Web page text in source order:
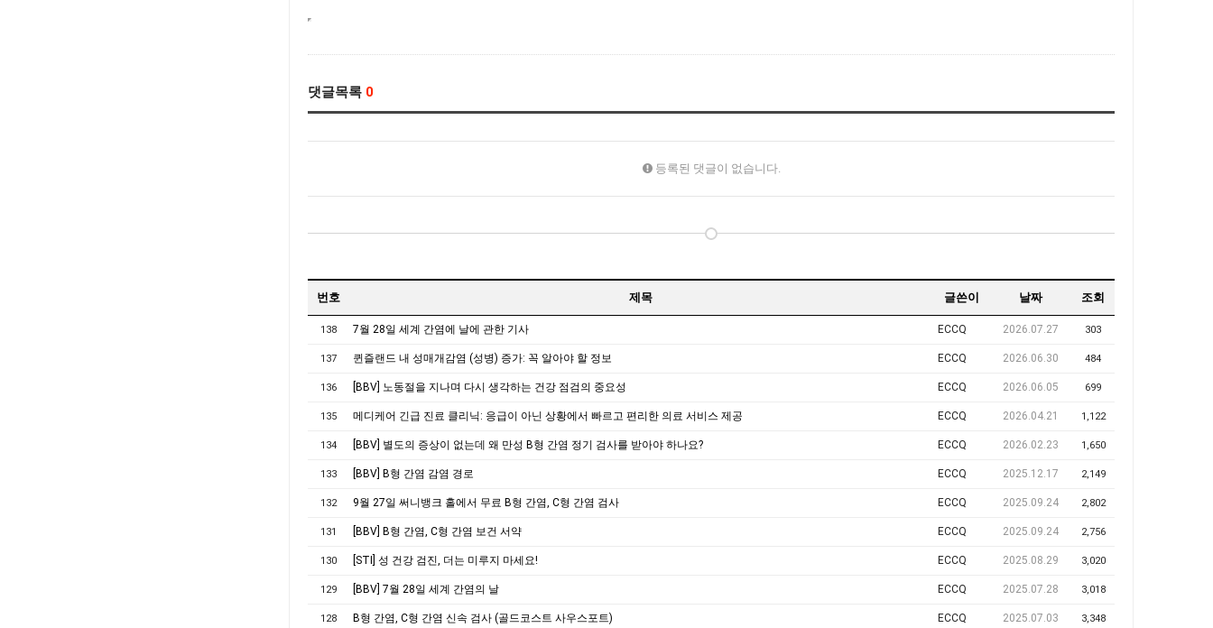
댓글목록 0
등록된 댓글이 없습니다.
번호 제목 글쓴이 날짜 조회
138 7월 28일 세계 간염에 날에 관한 기사 ECCQ 2026.07.27 303
137 퀸즐랜드 내 성매개감염 (성병) 증가: 꼭 알아야 할 정보 ECCQ 2026.06.30 484
136 [BBV] 노동절을 지나며 다시 생각하는 건강 점검의 중요성 ECCQ 2026.06.05 699
135 메디케어 긴급 진료 클리닉: 응급이 아닌 상황에서 빠르고 편리한 의료 서비스 제공 ECCQ 2026.04.21 1,122
134 [BBV] 별도의 증상이 없는데 왜 만성 B형 간염 정기 검사를 받아야 하나요? ECCQ 2026.02.23 1,650
133 [BBV] B형 간염 감염 경로 ECCQ 2025.12.17 2,149
132 9월 27일 써니뱅크 홀에서 무료 B형 간염, C형 간염 검사 ECCQ 2025.09.24 2,802
131 [BBV] B형 간염, C형 간염 보건 서약 ECCQ 2025.09.24 2,756
130 [STI] 성 건강 검진, 더는 미루지 마세요! ECCQ 2025.08.29 3,020
129 [BBV] 7월 28일 세계 간염의 날 ECCQ 2025.07.28 3,018
128 B형 간염, C형 간염 신속 검사 (골드코스트 사우스포트) ECCQ 2025.07.03 3,348